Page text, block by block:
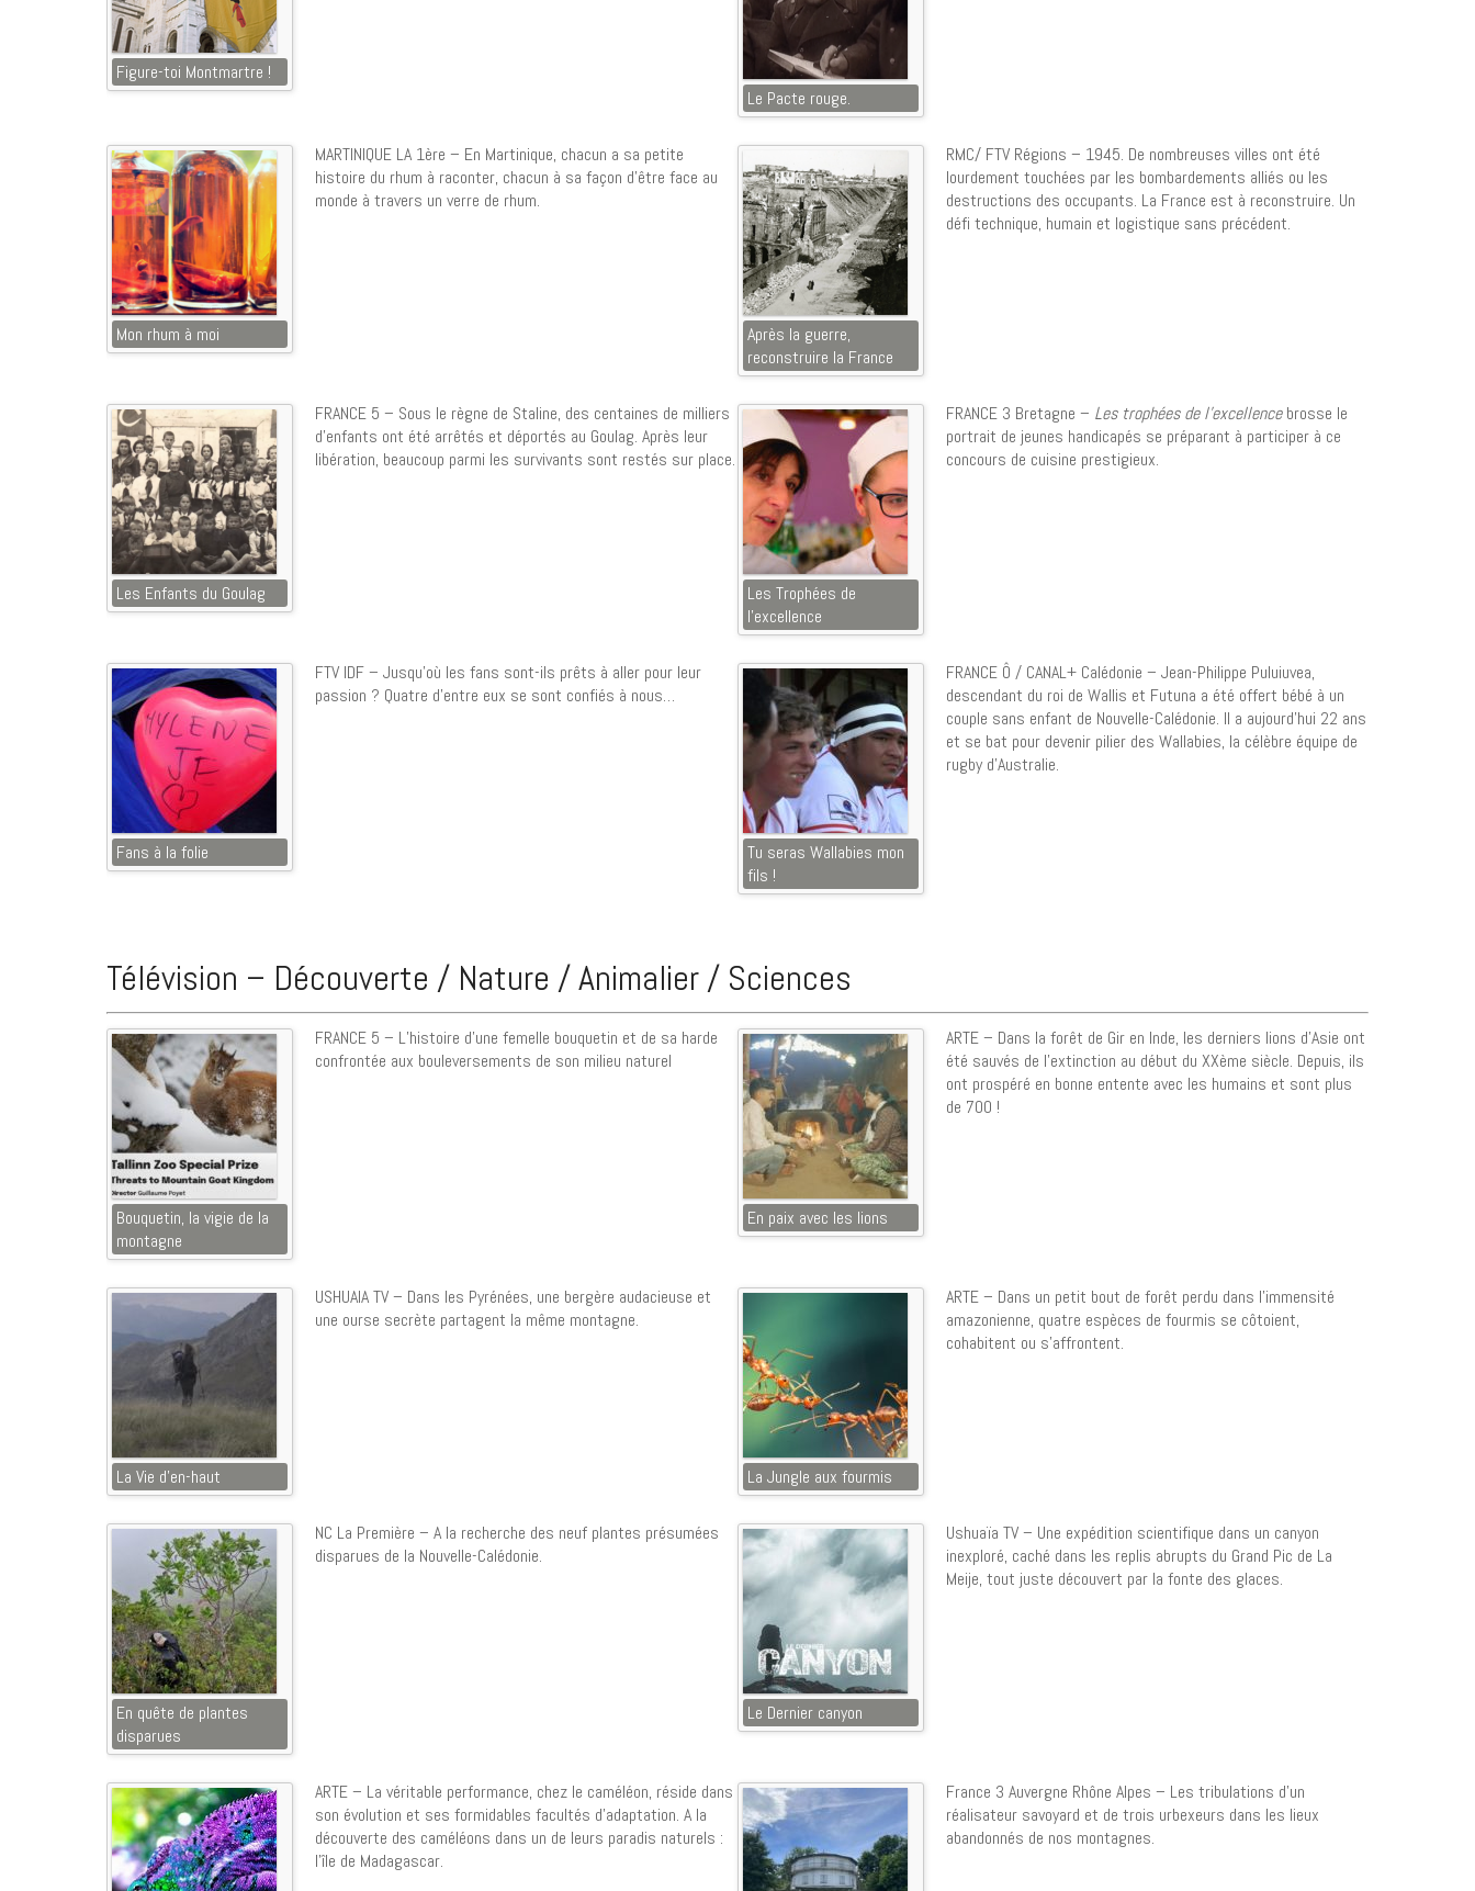
Figure-toi Montmartre !
Le Pacte rouge.
Mon rhum à moi
MARTINIQUE LA 1ère – En Martinique, chacun a sa petite
histoire du rhum à raconter, chacun à sa façon d’être face au
monde à travers un verre de rhum.
Après la guerre,
reconstruire la France
RMC/ FTV Régions – 1945. De nombreuses villes ont été
lourdement touchées par les bombardements alliés ou les
destructions des occupants. La France est à reconstruire. Un
défi technique, humain et logistique sans précédent.
Les Enfants du Goulag
FRANCE 5 – Sous le règne de Staline, des centaines de milliers
d’enfants ont été arrêtés et déportés au Goulag. Après leur
libération, beaucoup parmi les survivants sont restés sur place.
Les Trophées de
l’excellence
FRANCE 3 Bretagne – Les trophées de l’excellencebrosse le
portrait de jeunes handicapés se préparant à participer à ce
concours de cuisine prestigieux.
Fans à la folie
FTV IDF – Jusqu’où les fans sont-ils prêts à aller pour leur
passion ? Quatre d’entre eux se sont confiés à nous…
Tu seras Wallabies mon
fils !
FRANCE Ô / CANAL+ Calédonie – Jean-Philippe Puluiuvea,
descendant du roi de Wallis et Futuna a été offert bébé à un
couple sans enfant de Nouvelle-Calédonie. Il a aujourd’hui 22 ans
et se bat pour devenir pilier des Wallabies, la célèbre équipe de
rugby d’Australie.
Télévision – Découverte / Nature / Animalier / Sciences
Bouquetin, la vigie de la
montagne
FRANCE 5 – L’histoire d’une femelle bouquetin et de sa harde
confrontée aux bouleversements de son milieu naturel
En paix avec les lions
ARTE – Dans la forêt de Gir en Inde, les derniers lions d’Asie ont
été sauvés de l’extinction au début du XXème siècle. Depuis, ils
ont prospéré en bonne entente avec les humains et sont plus
de 700 !
La Vie d’en-haut
USHUAIA TV – Dans les Pyrénées, une bergère audacieuse et
une ourse secrète partagent la même montagne.
La Jungle aux fourmis
ARTE – Dans un petit bout de forêt perdu dans l’immensité
amazonienne, quatre espèces de fourmis se côtoient,
cohabitent ou s’affrontent.
En quête de plantes
disparues
NC La Première – A la recherche des neuf plantes présumées
disparues de la Nouvelle-Calédonie.
Le Dernier canyon
Ushuaïa TV – Une expédition scientifique dans un canyon
inexploré, caché dans les replis abrupts du Grand Pic de La
Meije, tout juste découvert par la fonte des glaces.
ARTE – La véritable performance, chez le caméléon, réside dans
son évolution et ses formidables facultés d’adaptation. A la
découverte des caméléons dans un de leurs paradis naturels :
l’île de Madagascar.
France 3 Auvergne Rhône Alpes – Les tribulations d’un
réalisateur savoyard et de trois urbexeurs dans les lieux
abandonnés de nos montagnes.